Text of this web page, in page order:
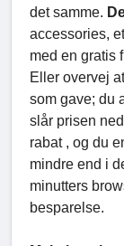
det samme.
accessories,
med en gratis
Eller overvej
som gave; du
slår prisen
rabat , og du
mindre end i
minutters
besparelse.